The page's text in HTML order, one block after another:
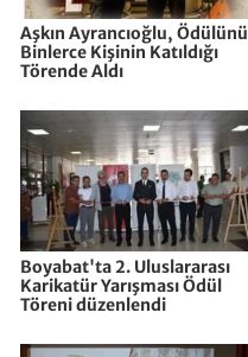
Aşkın Ayrancıoğlu, Ödülünü
Binlerce Kişinin Katıldığı
Törende Aldı
Boyabat'ta 2. Uluslararası
Karikatür Yarışması Ödül
Töreni düzenlendi